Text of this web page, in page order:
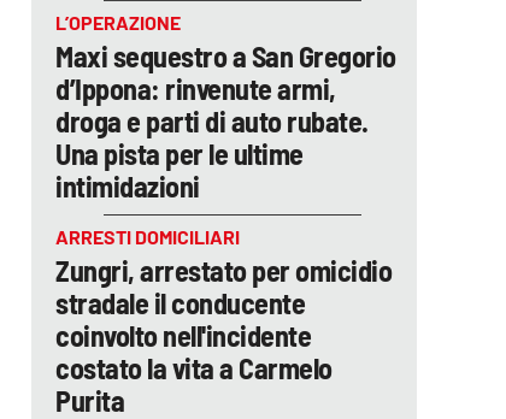
L’OPERAZIONE
Maxi sequestro a San Gregorio
d’Ippona: rinvenute armi,
droga e parti di auto rubate.
Una pista per le ultime
intimidazioni
ARRESTI DOMICILIARI
Zungri, arrestato per omicidio
stradale il conducente
coinvolto nell'incidente
costato la vita a Carmelo
Purita